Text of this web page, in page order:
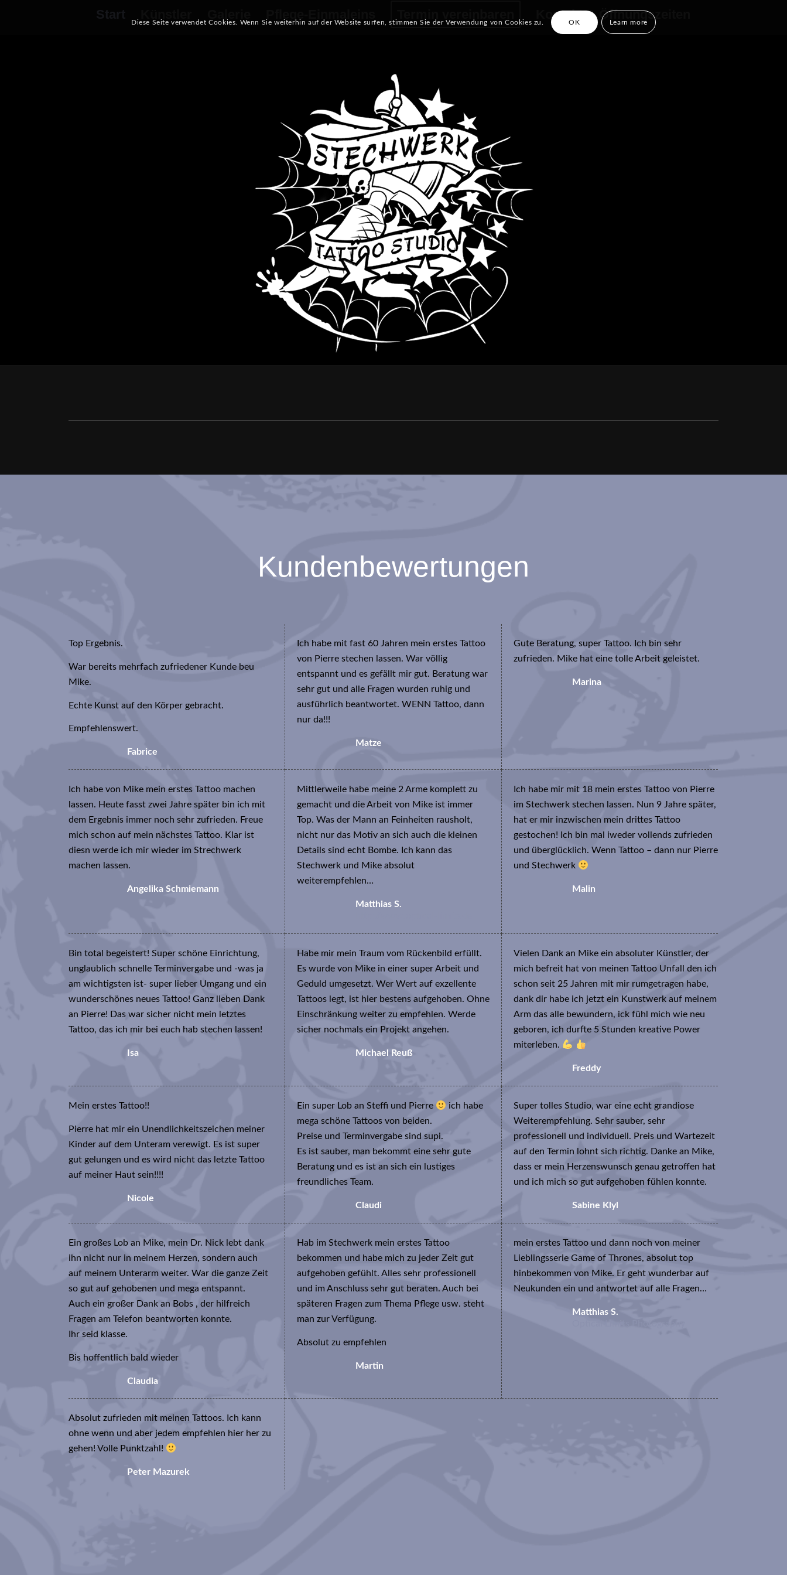
Kontakt & Öffnungszeiten
KÜNSTLER TERMIN VEREINBAREN
Kundenbewertungen
Top Ergebnis.
War bereits mehrfach zufriedener Kunde beu
Mike.
Echte Kunst auf den Körper gebracht.
Empfehlenswert.
Fabrice
Ich habe mit fast 60 Jahren mein erstes Tattoo
von Pierre stechen lassen. War völlig
entspannt und es gefällt mir gut. Beratung war
sehr gut und alle Fragen wurden ruhig und
ausführlich beantwortet. WENN Tattoo, dann
nur da!!!
Matze
Gute Beratung, super Tattoo. Ich bin sehr
zufrieden. Mike hat eine tolle Arbeit geleistet.
Marina
Ich habe von Mike mein erstes Tattoo machen
lassen. Heute fasst zwei Jahre später bin ich mit
dem Ergebnis immer noch sehr zufrieden. Freue
mich schon auf mein nächstes Tattoo. Klar ist
diesn werde ich mir wieder im Strechwerk
machen lassen.
Angelika Schmiemann
Mittlerweile habe meine 2 Arme komplett zu
gemacht und die Arbeit von Mike ist immer
Top. Was der Mann an Feinheiten rausholt,
nicht nur das Motiv an sich auch die kleinen
Details sind echt Bombe. Ich kann das
Stechwerk und Mike absolut
weiterempfehlen…
Matthias S.
Ich habe mir mit 18 mein erstes Tattoo von Pierre
im Stechwerk stechen lassen. Nun 9 Jahre später,
hat er mir inzwischen mein drittes Tattoo
gestochen! Ich bin mal iweder vollends zufrieden
und überglücklich. Wenn Tattoo – dann nur Pierre
und Stechwerk
Malin
Bin total begeistert! Super schöne Einrichtung,
unglaublich schnelle Terminvergabe und -was ja
am wichtigsten ist- super lieber Umgang und ein
wunderschönes neues Tattoo! Ganz lieben Dank
an Pierre! Das war sicher nicht mein letztes
Tattoo, das ich mir bei euch hab stechen lassen!
Isa
Habe mir mein Traum vom Rückenbild erfüllt.
Es wurde von Mike in einer super Arbeit und
Geduld umgesetzt. Wer Wert auf exzellente
Tattoos legt, ist hier bestens aufgehoben. Ohne
Einschränkung weiter zu empfehlen. Werde
sicher nochmals ein Projekt angehen.
Michael Reuß
Vielen Dank an Mike ein absoluter Künstler, der
mich befreit hat von meinen Tattoo Unfall den ich
schon seit 25 Jahren mit mir rumgetragen habe,
dank dir habe ich jetzt ein Kunstwerk auf meinem
Arm das alle bewundern, ick fühl mich wie neu
geboren, ich durfte 5 Stunden kreative Power
miterleben.
Freddy
Mein erstes Tattoo!!
Pierre hat mir ein Unendlichkeitszeichen meiner
Kinder auf dem Unteram verewigt. Es ist super
gut gelungen und es wird nicht das letzte Tattoo
auf meiner Haut sein!!!!
Nicole
Ein super Lob an Steffi und Pierre
ich habe
mega schöne Tattoos von beiden.
Preise und Terminvergabe sind supi.
Es ist sauber, man bekommt eine sehr gute
Beratung und es ist an sich ein lustiges
freundliches Team.
Claudi
Super tolles Studio, war eine echt grandiose
Weiterempfehlung. Sehr sauber, sehr
professionell und individuell. Preis und Wartezeit
auf den Termin lohnt sich richtig. Danke an Mike,
dass er mein Herzenswunsch genau getroffen hat
und ich mich so gut aufgehoben fühlen konnte.
Sabine Klyl
Ein großes Lob an Mike, mein Dr. Nick lebt dank
ihn nicht nur in meinem Herzen, sondern auch
auf meinem Unterarm weiter. War die ganze Zeit
so gut auf gehobenen und mega entspannt.
Auch ein großer Dank an Bobs , der hilfreich
Fragen am Telefon beantworten konnte.
Ihr seid klasse.
Bis hoffentlich bald wieder
Claudia
Hab im Stechwerk mein erstes Tattoo
bekommen und habe mich zu jeder Zeit gut
aufgehoben gefühlt. Alles sehr professionell
und im Anschluss sehr gut beraten. Auch bei
späteren Fragen zum Thema Pflege usw. steht
man zur Verfügung.
Absolut zu empfehlen
Martin
mein erstes Tattoo und dann noch von meiner
Lieblingsserie Game of Thrones, absolut top
hinbekommen von Mike. Er geht wunderbar auf
Neukunden ein und antwortet auf alle Fragen…
Matthias S.
Absolut zufrieden mit meinen Tattoos. Ich kann
ohne wenn und aber jedem empfehlen hier her zu
gehen! Volle Punktzahl!
Peter Mazurek
Diese Seite verwendet Cookies. Wenn Sie weiterhin auf der Website surfen, stimmen Sie der Verwendung von Cookies zu. OK Learn more